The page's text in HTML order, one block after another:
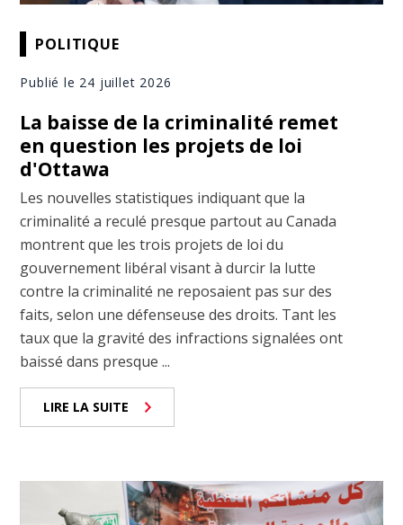
POLITIQUE
Publié le 24 juillet 2026
La baisse de la criminalité remet
en question les projets de loi
d'Ottawa
Les nouvelles statistiques indiquant que la
criminalité a reculé presque partout au Canada
montrent que les trois projets de loi du
gouvernement libéral visant à durcir la lutte
contre la criminalité ne reposaient pas sur des
faits, selon une défenseuse des droits. Tant les
taux que la gravité des infractions signalées ont
baissé dans presque ...
LIRE LA SUITE